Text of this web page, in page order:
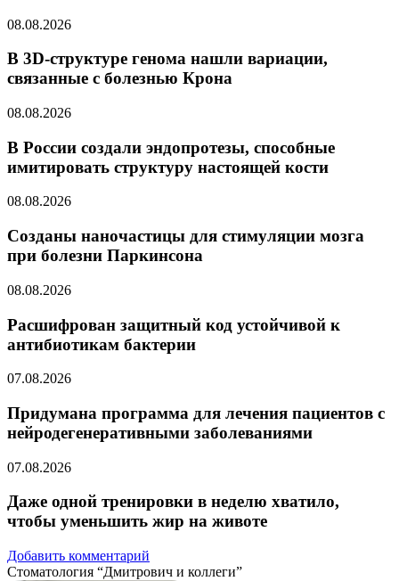
08.08.2026
В 3D-структуре генома нашли вариации,
связанные с болезнью Крона
08.08.2026
В России создали эндопротезы, способные
имитировать структуру настоящей кости
08.08.2026
Созданы наночастицы для стимуляции мозга
при болезни Паркинсона
08.08.2026
Расшифрован защитный код устойчивой к
антибиотикам бактерии
07.08.2026
Придумана программа для лечения пациентов с
нейродегенеративными заболеваниями
07.08.2026
Даже одной тренировки в неделю хватило,
чтобы уменьшить жир на животе
Добавить комментарий
Стоматология “Дмитрович и коллеги”